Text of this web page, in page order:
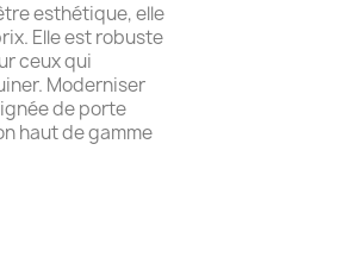
esthétique, elle
Elle est robuste
ceux qui
Moderniser
de porte
haut de gamme